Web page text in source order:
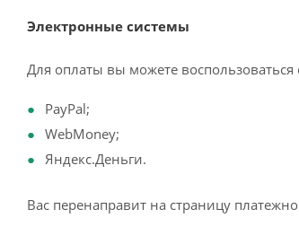
Электронные системы
Для оплаты вы можете
PayPal;
WebMoney;
Яндекс.Деньги.
Вас перенаправит на страницу